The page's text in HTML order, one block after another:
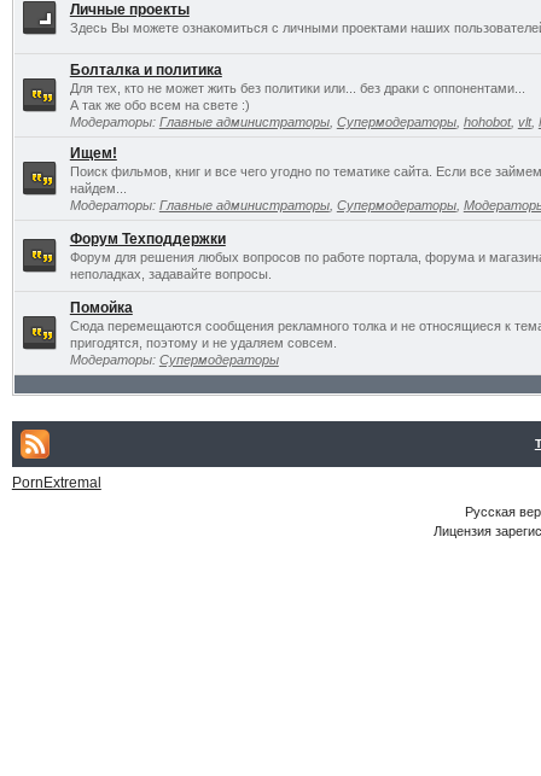
Личные проекты
Здесь Вы можете ознакомиться с личными проектами наших
Болталка и политика
Для тех, кто не может жить без политики или... без драки с оппонентами...
А так же обо всем на свете :)
Модераторы: Главные администраторы, Супермодераторы, hohobot, vlt,
Ищем!
Поиск фильмов, книг и все чего угодно по тематике сайта. Если все
найдем...
Модераторы: Главные администраторы, Супермодераторы,
Форум Техподдержки
Форум для решения любых вопросов по работе портала, форума и
неполадках, задавайте вопросы.
Помойка
Сюда перемещаются сообщения рекламного толка и не относящиеся к
пригодятся, поэтому и не удаляем совсем.
Модераторы: Супермодераторы
PornExtremal
Русская
Лицензия